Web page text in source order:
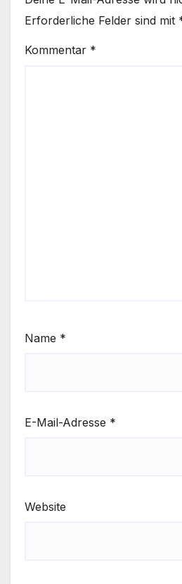
Erforderliche Felder sind mit
Kommentar *
Name *
E-Mail-Adresse *
Website